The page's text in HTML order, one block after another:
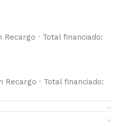
Recargo · Total financiado:
Recargo · Total financiado: